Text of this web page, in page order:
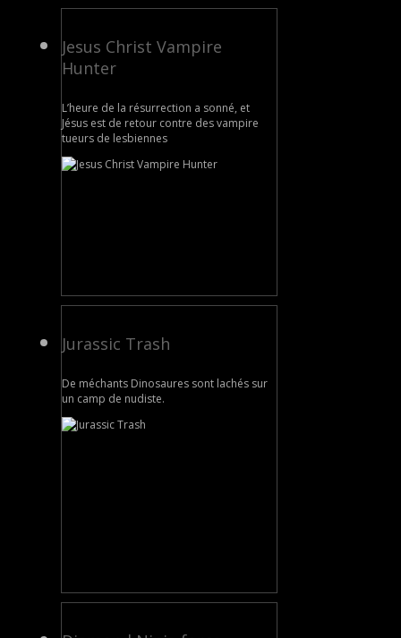
Jesus Christ Vampire
Hunter
L’heure de la résurrection a sonné, et
Jésus est de retour contre des vampire
tueurs de lesbiennes
Jurassic Trash
De méchants Dinosaures sont lachés sur
un camp de nudiste.